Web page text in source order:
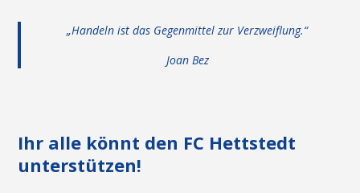
„Handeln ist das Gegenmittel zur Verzweiflung.“
Joan Bez
Ihr alle könnt den FC Hettstedt
unterstützen!